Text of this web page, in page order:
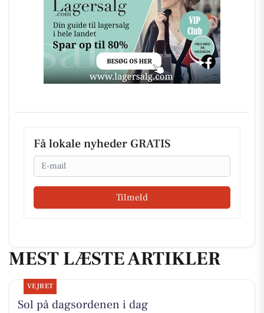
Få lokale nyheder GRATIS
Email
Tilmeld
MEST LÆSTE ARTIKLER
VEJRET
Sol på dagsordenen i dag